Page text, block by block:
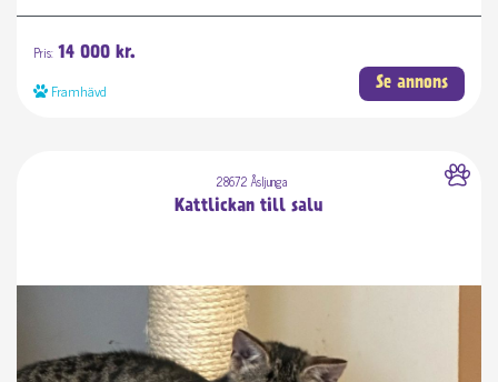
Framhävd
Pris: 14 000 kr.
Se annons
28672 Åsljunga
Kattlickan till salu